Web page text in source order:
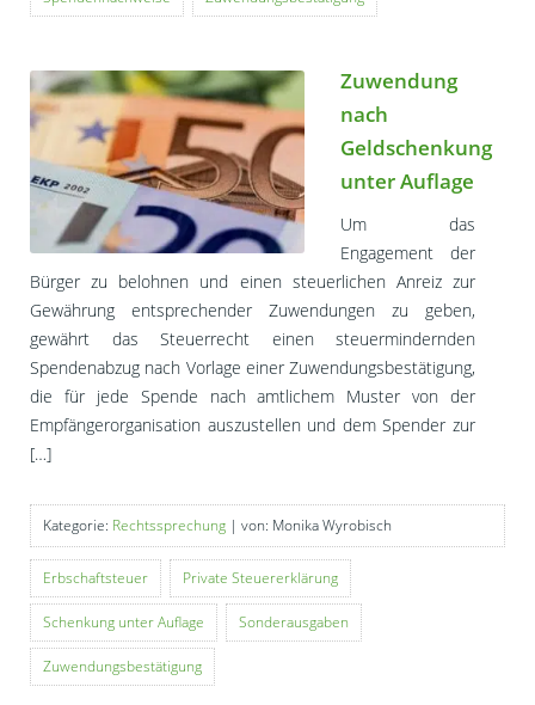
Zuwendung
nach
Geldschenkung
unter Auflage
Um das
Engagement der
Bürger zu belohnen und einen steuerlichen Anreiz zur
Gewährung entsprechender Zuwendungen zu geben,
gewährt das Steuerrecht einen steuermindernden
Spendenabzug nach Vorlage einer Zuwendungsbestätigung,
die für jede Spende nach amtlichem Muster von der
Empfängerorganisation auszustellen und dem Spender zur
[…]
Kategorie: Rechtssprechung | von: Monika Wyrobisch
Erbschaftsteuer Private Steuererklärung
Schenkung unter Auflage Sonderausgaben
Zuwendungsbestätigung